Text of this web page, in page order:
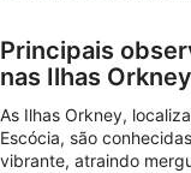
Principais
nas Ilhas Orkney
As Ilhas Orkney,
Escócia, são
vibrante, atraindo
Armazenar e/ou
dispositivo
Usar dados
publicidade